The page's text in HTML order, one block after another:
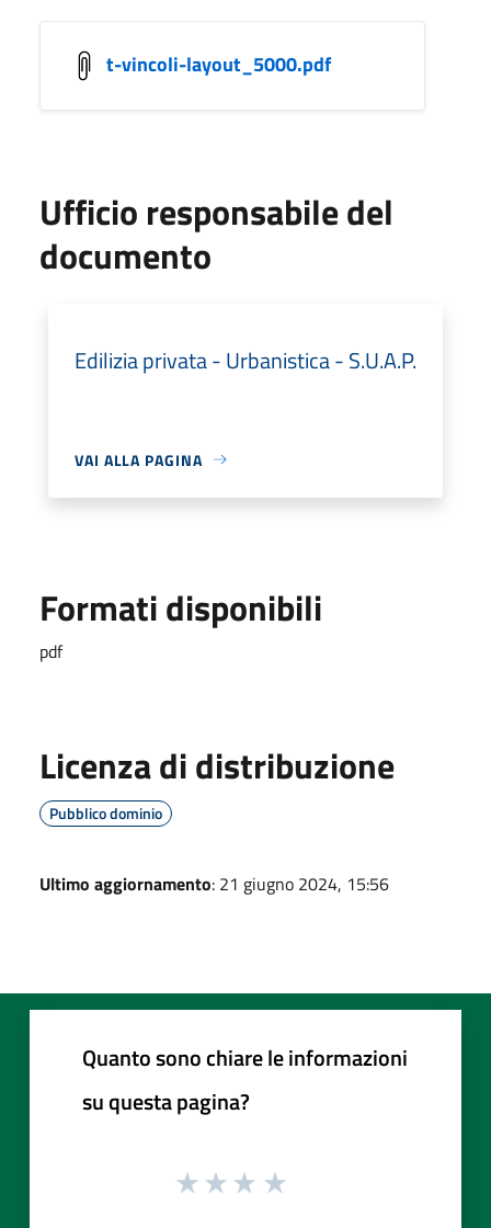
t-vincoli-layout_5000.pdf
Ufficio responsabile del
documento
Edilizia privata - Urbanistica - S.U.A.P.
VAI ALLA PAGINA
Formati disponibili
pdf
Licenza di distribuzione
Pubblico dominio
Ultimo aggiornamento: 21 giugno 2024, 15:56
Quanto sono chiare le informazioni
su questa pagina?